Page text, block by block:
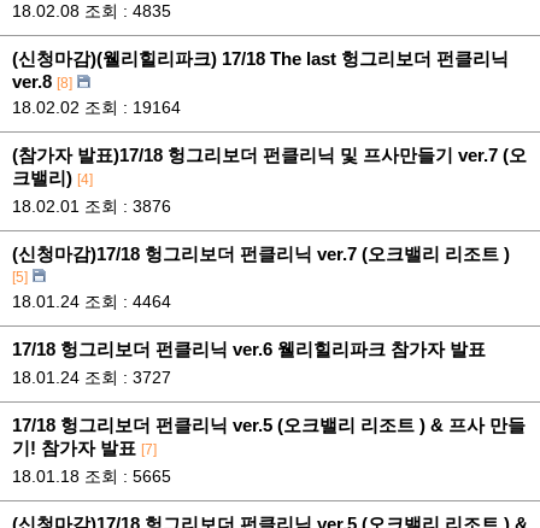
18.02.08 조회 : 4835
(신청마감)(웰리힐리파크) 17/18 The last 헝그리보더 펀클리닉
ver.8 [8]
18.02.02 조회 : 19164
(참가자 발표)17/18 헝그리보더 펀클리닉 및 프사만들기 ver.7 (오
크밸리) [4]
18.02.01 조회 : 3876
(신청마감)17/18 헝그리보더 펀클리닉 ver.7 (오크밸리 리조트 )
[5]
18.01.24 조회 : 4464
17/18 헝그리보더 펀클리닉 ver.6 웰리힐리파크 참가자 발표
18.01.24 조회 : 3727
17/18 헝그리보더 펀클리닉 ver.5 (오크밸리 리조트 ) & 프사 만들
기! 참가자 발표 [7]
18.01.18 조회 : 5665
(신청마감)17/18 헝그리보더 펀클리닉 ver.5 (오크밸리 리조트 ) &